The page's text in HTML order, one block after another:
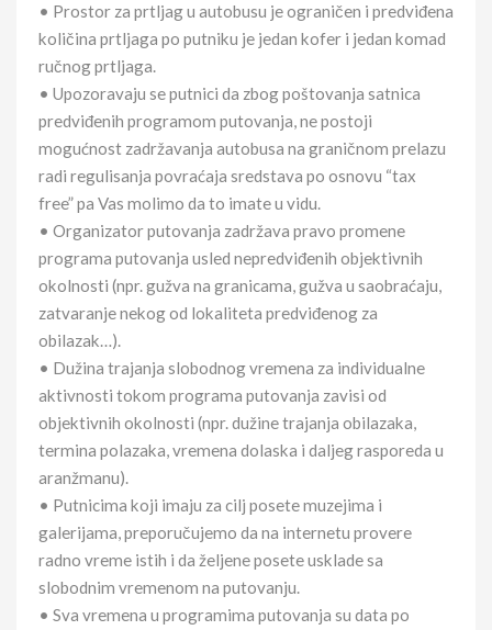
• Prostor za prtljag u autobusu je ograničen i predviđena
količina prtljaga po putniku je jedan kofer i jedan komad
ručnog prtljaga.
• Upozoravaju se putnici da zbog poštovanja satnica
predviđenih programom putovanja, ne postoji
mogućnost zadržavanja autobusa na graničnom prelazu
radi regulisanja povraćaja sredstava po osnovu “tax
free” pa Vas molimo da to imate u vidu.
• Organizator putovanja zadržava pravo promene
programa putovanja usled nepredviđenih objektivnih
okolnosti (npr. gužva na granicama, gužva u saobraćaju,
zatvaranje nekog od lokaliteta predviđenog za
obilazak…).
• Dužina trajanja slobodnog vremena za individualne
aktivnosti tokom programa putovanja zavisi od
objektivnih okolnosti (npr. dužine trajanja obilazaka,
termina polazaka, vremena dolaska i daljeg rasporeda u
aranžmanu).
• Putnicima koji imaju za cilj posete muzejima i
galerijama, preporučujemo da na internetu provere
radno vreme istih i da željene posete usklade sa
slobodnim vremenom na putovanju.
• Sva vremena u programima putovanja su data po